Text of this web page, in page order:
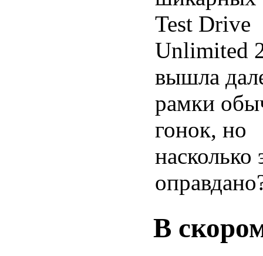
Test Drive
Unlimited
вышла
рамки
гонок, но
насколько
В